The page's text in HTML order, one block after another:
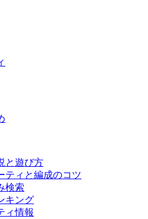
と遊び方
ティと編成のコツ
検索
キング
ィ情報